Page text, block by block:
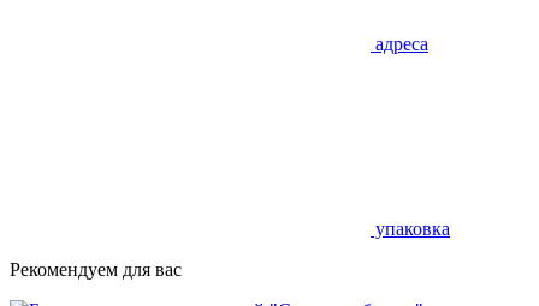
адреса
упаковка
Рекомендуем для вас